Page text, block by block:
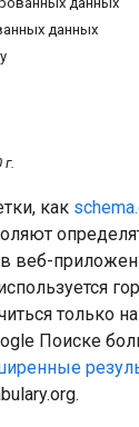
данных
как
веб-
только
Поиске